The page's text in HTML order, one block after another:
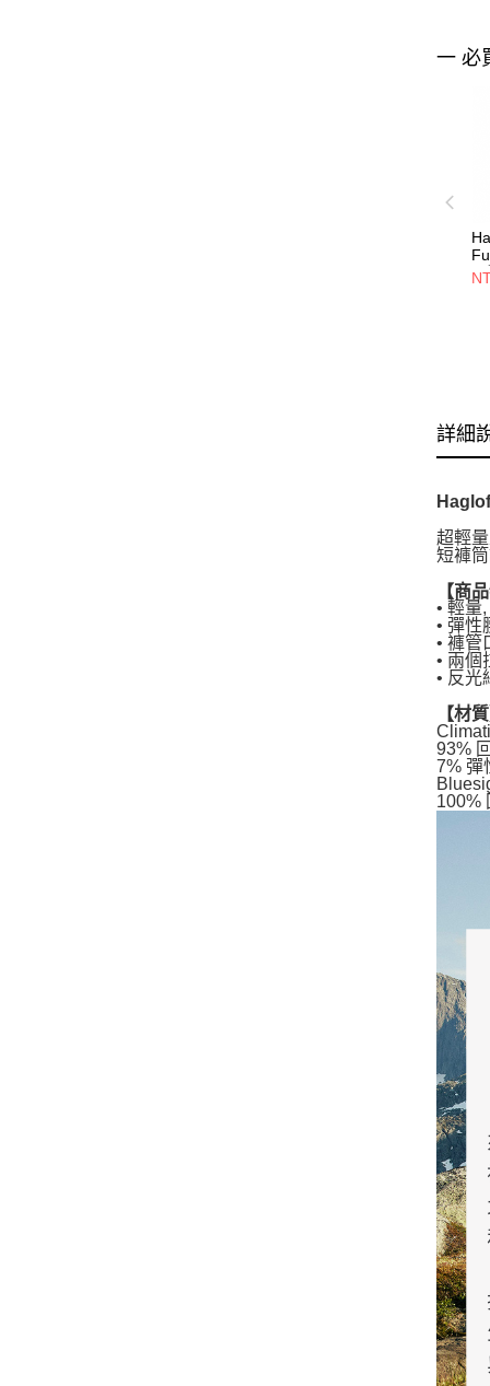
一 必
詳細
超輕
短褲
【商
• 輕量
• 彈性
• 褲管
• 兩個
• 反光
【材質
93%
7% 彈
100%